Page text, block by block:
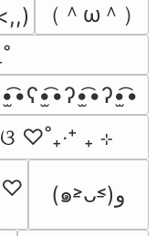
（＾ω＾）
♡˚₊‧⁺ ₊ ⊹
♡ (๑˃̵ᴗ˂̵)و